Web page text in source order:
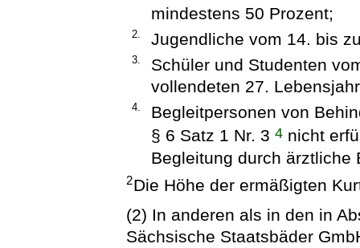
mindestens 50 Prozent;
2. Jugendliche vom 14. bis
3.
Schüler und Studenten
vollendeten 27.
4.
Begleitpersonen von
§ 6 Satz 1 Nr. 3 4nicht
Begleitung durch ärztliche
2Die Höhe der ermäßigten
(2) In anderen als in den in
Sächsische Staatsbäder